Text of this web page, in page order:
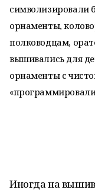
символизировали
орнаменты,
полководцам,
вышивались для
орнаменты с
Иногда на